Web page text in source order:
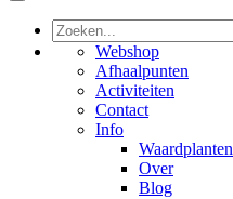
Webshop
Afhaalpunten
Activiteiten
Contact
Info
Waardplanten
Over
Blog